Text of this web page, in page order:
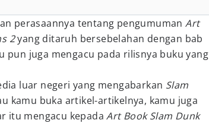
perasaannya tentang pengumumanArt
2yang ditaruh bersebelahan dengan bab
pun juga mengacu pada rilisnya buku yang
luar negeri yang mengabarkan Slam
kamu buka artikel-artikelnya, kamu juga
itu mengacu kepadaArt Book Slam Dunk